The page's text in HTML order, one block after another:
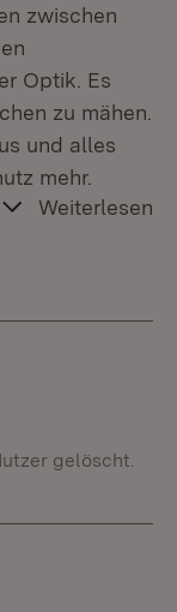
zwischen
Optik. Es
zu mähen.
und alles
mehr.
Weiterlesen
gelöscht.